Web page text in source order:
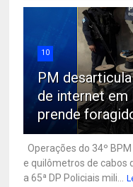
10
PM
de internet em
prende
Operações do 34º
e quilômetros de cabos
a 65ª DP Policiais mili...